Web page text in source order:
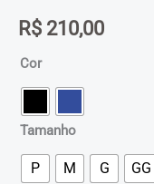
R$ 210,00
Cor
Tamanho
P M G GG